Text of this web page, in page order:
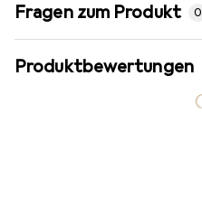
Fragen zum Produkt 0
Produktbewertungen